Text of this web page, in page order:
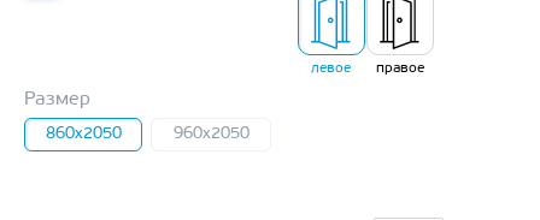
левое правое
Размер
860x2050 960x2050